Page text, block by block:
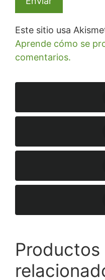
Este sitio usa
Aprende cómo se
comentarios.
Productos